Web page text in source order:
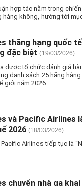
hợp tác nằm trong
không, hướng tới
thăng hạng quốc
đặc biệt (19/03/2026)
được tổ chức đánh giá
danh sách 25 hãng
giới năm 2026.
và Pacific Airlines
2026 (18/03/2026)
Airlines tiếp tục là
chuyển nhà ga